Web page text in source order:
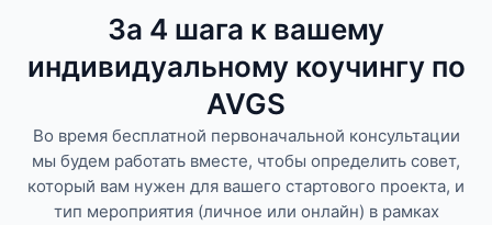
За 4 шага к вашему
индивидуальному коучингу по
AVGS
Во время бесплатной первоначальной консультации
мы будем работать вместе, чтобы определить совет,
который вам нужен для вашего стартового проекта, и
тип мероприятия (личное или онлайн) в рамках